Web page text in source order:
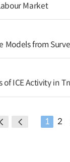
Market
Models from
ICE Activity in
1 2